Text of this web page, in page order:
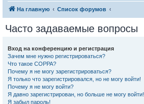
На главную Список форумов
Часто задаваемые вопросы
Вход на конференцию и регистрация
Зачем мне нужно регистрироваться?
Что такое COPPA?
Почему я не могу зарегистрироваться?
Я только что зарегистрировался, но не могу войти!
Почему я не могу войти?
Я давно зарегистрирован, но больше не могу войти!
Я забыл пароль!